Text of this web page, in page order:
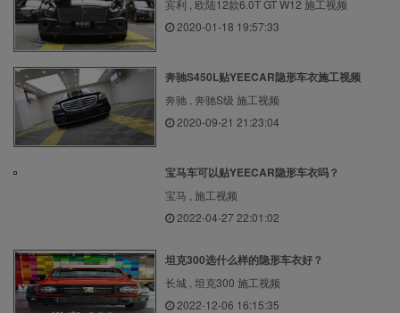
宾利 , 欧陆12款6.0T GT W12 施工视频
2020-01-18 19:57:33
奔驰S450L贴YEECAR隐形车衣施工视频
奔驰 , 奔驰S级 施工视频
2020-09-21 21:23:04
宝马车可以贴YEECAR隐形车衣吗？
宝马 , 施工视频
2022-04-27 22:01:02
坦克300选什么样的隐形车衣好？
长城 , 坦克300 施工视频
2022-12-06 16:15:35